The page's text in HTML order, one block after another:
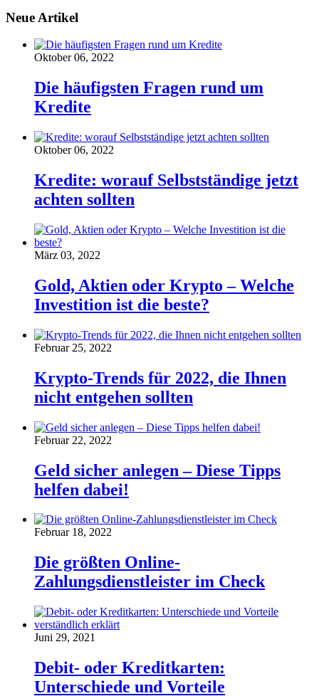
Neue Artikel
Oktober 06, 2022
Die häufigsten Fragen rund um
Kredite
Oktober 06, 2022
Kredite: worauf Selbstständige jetzt
achten sollten
März 03, 2022
Gold, Aktien oder Krypto – Welche
Investition ist die beste?
Februar 25, 2022
Krypto-Trends für 2022, die Ihnen
nicht entgehen sollten
Februar 22, 2022
Geld sicher anlegen – Diese Tipps
helfen dabei!
Februar 18, 2022
Die größten Online-
Zahlungsdienstleister im Check
Juni 29, 2021
Debit- oder Kreditkarten:
Unterschiede und Vorteile